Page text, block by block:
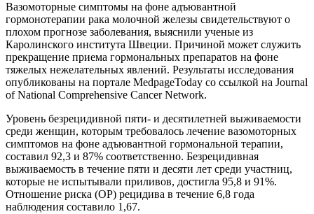
Вазомоторные симптомы на фоне адъювантной
гормонотерапии рака молочной железы свидетельствуют о
плохом прогнозе заболевания, выяснили ученые из
Каролинского института Швеции. Причиной может служить
прекращение приема гормональных препаратов на фоне
тяжелых нежелательных явлений. Результаты исследования
опубликованы на портале MedpageToday со ссылкой на Journal
of National Comprehensive Cancer Network.
Уровень безрецидивной пяти- и десятилетней выживаемости
среди женщин, которым требовалось лечение вазомоторных
симптомов на фоне адъювантной гормональной терапии,
составил 92,3 и 87% соответственно. Безрецидивная
выживаемость в течение пяти и десяти лет среди участниц,
которые не испытывали приливов, достигла 95,8 и 91%.
Отношение риска (ОР) рецидива в течение 6,8 года
наблюдения составило 1,67.